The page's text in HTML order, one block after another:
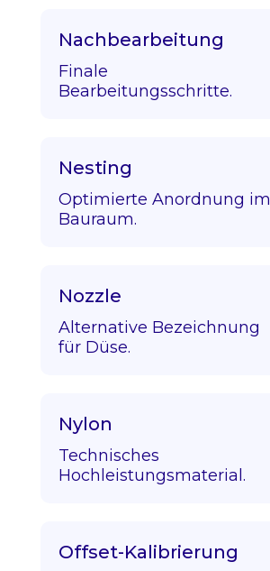
Nachbearbeitung
Finale
Bearbeitungsschritte.
Nesting
Optimierte Anordnung im
Bauraum.
Nozzle
Alternative Bezeichnung
für Düse.
Nylon
Technisches
Hochleistungsmaterial.
Offset-Kalibrierung